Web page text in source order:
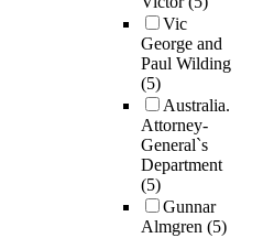
Vic
George and
Paul Wilding
(5)
Australia.
Attorney-
General`s
Department
(5)
Gunnar
Almgren (5)